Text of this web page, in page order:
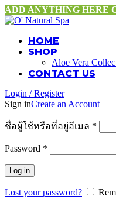
ADD ANYTHING HERE
HOME
SHOP
Aloe Vera
CONTACT US
Login / Register
Sign inCreate an Account
ชื่อผู้ใช้หรือที่อยู่อีเมล *
Password *
Log in
Lost your password?